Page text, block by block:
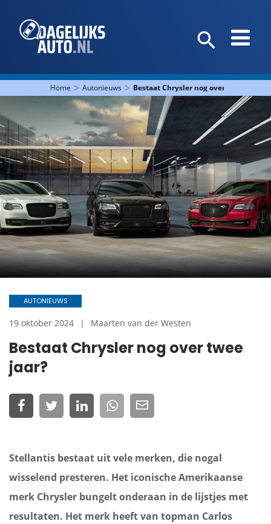
Home > Autonieuws > Bestaat Chrysler nog over twee jaar?
Bestaat Chrysler nog over twee
jaar?
AUTONIEUWS
19 oktober 2024 Maarten van der Westen
Stellantis bestaat uit vele merken, die nogal
wisselend presteren. Het iconische Amerikaanse
merk Chrysler bungelt onderaan in de lijstjes met
resultaten. Het merk heeft van topman Carlos